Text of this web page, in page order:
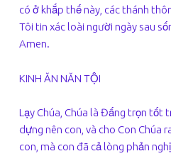
có ở khắp thế này, các thánh
Tôi tin xác loài người ngày sau
Amen.
KINH ĂN NĂN TỘI
Lạy Chúa, Chúa là Đấng trọn tốt
dựng nên con, và cho Con Chúa
con, mà con đã cả lòng phản